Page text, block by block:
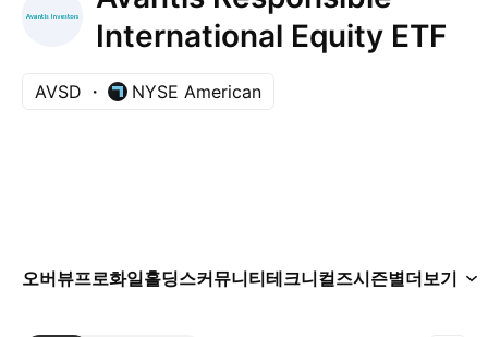
International Equity ETF
AVSD NYSE American
오버뷰프로화일홀딩스커뮤니티테크니컬즈시즌별더보기